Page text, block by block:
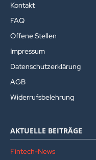
Kontakt
FAQ
Offene Stellen
Impressum
Datenschutzerklärung
AGB
Widerrufsbelehrung
AKTUELLE BEITRÄGE
Fintech-News